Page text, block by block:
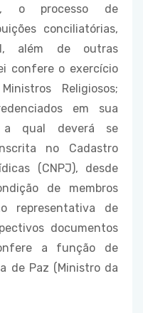
o processo de
conciliatórias,
além de outras
confere o exercício
Religiosos;
em sua
a qual deverá se
no Cadastro
(CNPJ), desde
de membros
representativa de
documentos
a função de
de Paz (Ministro da